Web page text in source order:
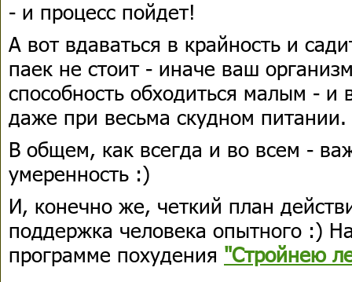
- и процесс пойдет!
А вот вдаваться в крайность и
паек не стоит - иначе ваш
способность обходиться малым - и
даже при весьма скудном питании.
В общем, как всегда и во всем -
умеренность :)
И, конечно же, четкий план
поддержка человека опытного :)
программе похудения "Стройнею